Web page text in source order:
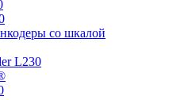
со шкалой
L230